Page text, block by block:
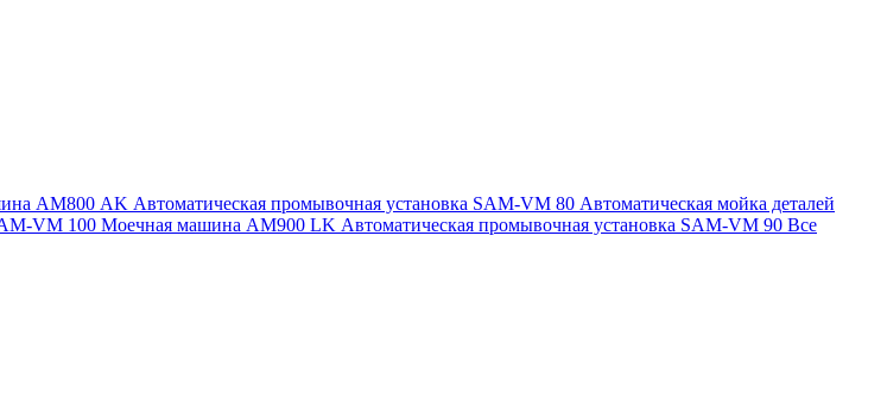
АМ800 AK Автоматическая промывочная установка SAM-VM 80 Автоматическая мойка деталей
VM 100 Моечная машина AM900 LK Автоматическая промывочная установка SAM-VM 90 Все